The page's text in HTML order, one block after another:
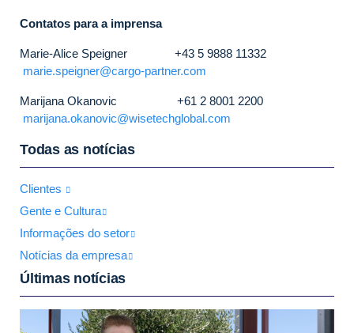
Contatos para a imprensa
Marie-Alice Speigner +43 5 9888 11332
marie.speigner@cargo-partner.com
Marijana Okanovic +61 2 8001 2200
marijana.okanovic@wisetechglobal.com
Todas as notícias
Clientes
Gente e Cultura
Informações do setor
Notícias da empresa
Últimas notícias